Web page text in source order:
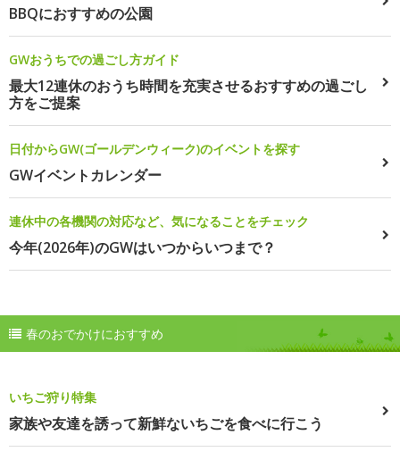
BBQにおすすめの公園
GWおうちでの過ごし方ガイド
最大12連休のおうち時間を充実させるおすすめの過ごし
方をご提案
日付からGW(ゴールデンウィーク)のイベントを探す
GWイベントカレンダー
連休中の各機関の対応など、気になることをチェック
今年(2026年)のGWはいつからいつまで？
春のおでかけにおすすめ
いちご狩り特集
家族や友達を誘って新鮮ないちごを食べに行こう